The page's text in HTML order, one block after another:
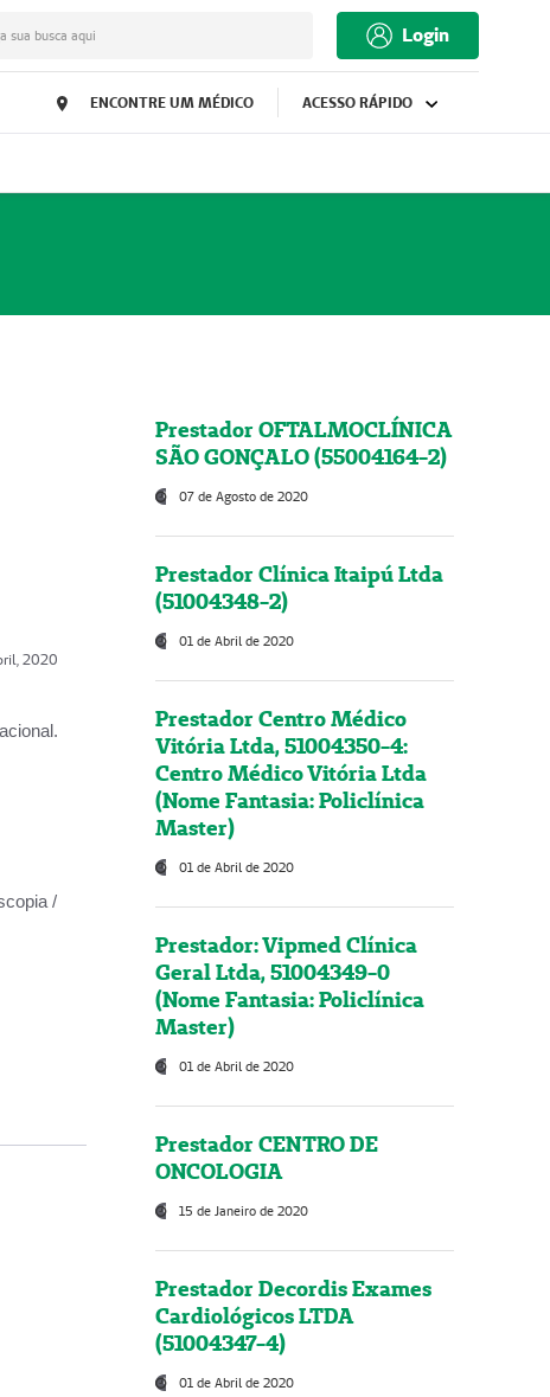
sua busca aqui Login
ENCONTRE UM MÉDICO ACESSO RÁPIDO
2020
/
Prestador OFTALMOCLÍNICA
SÃO GONÇALO (55004164-2)
07 de Agosto de 2020
Prestador Clínica Itaipú Ltda
(51004348-2)
01 de Abril de 2020
Prestador Centro Médico
Vitória Ltda, 51004350-4:
Centro Médico Vitória Ltda
(Nome Fantasia: Policlínica
Master)
01 de Abril de 2020
Prestador: Vipmed Clínica
Geral Ltda, 51004349-0
(Nome Fantasia: Policlínica
Master)
01 de Abril de 2020
Prestador CENTRO DE
ONCOLOGIA
15 de Janeiro de 2020
Prestador Decordis Exames
Cardiológicos LTDA
(51004347-4)
01 de Abril de 2020